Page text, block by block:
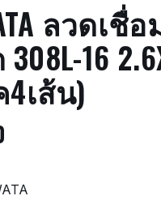
ลวดเ
308L-16
เส้น)